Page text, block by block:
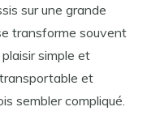
sur une grande
transforme souvent
simple et
et
sembler compliqué.